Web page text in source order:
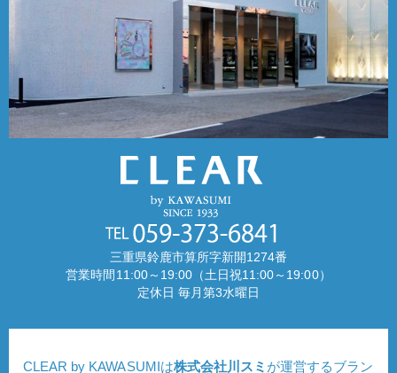
三重県鈴鹿市算所字新開1274番
営業時間11:00～19:00（土日祝11:00～19:00）
定休日 毎月第3水曜日
CLEAR by KAWASUMIは株式会社川スミ が運営するブラン